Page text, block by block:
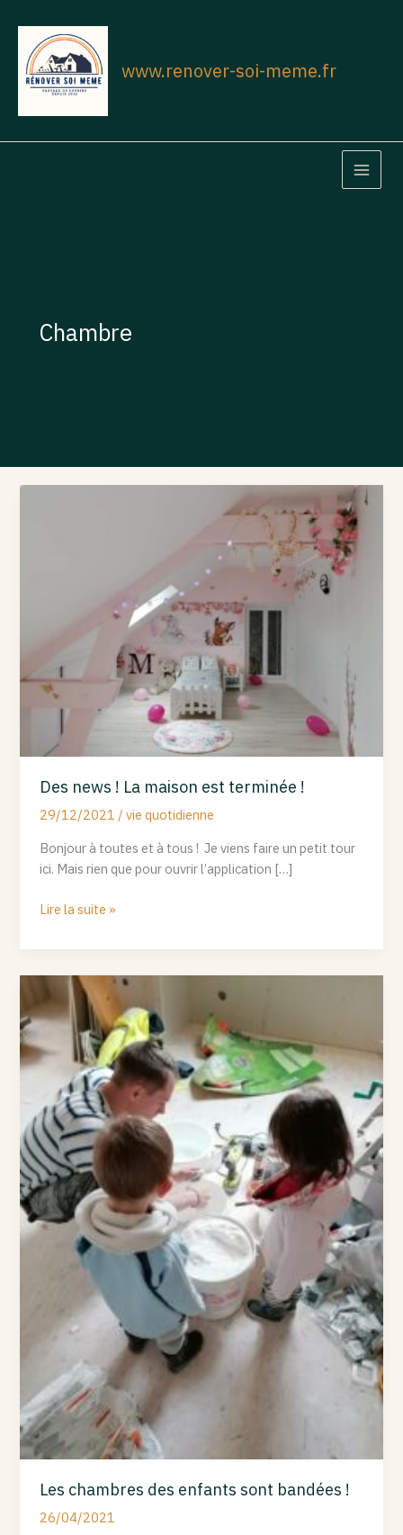
contenu
www.renover-soi-meme.fr
MAIN
Chambre
Des news ! La maison est terminée !
29/12/2021 /vie quotidienne
Bonjour à toutes et à tous ! Je viens faire un petit tour
ici. Mais rien que pour ouvrir l’application […]
Lire la suite »
Les chambres des enfants sont bandées !
26/04/2021
chambres
des
enfants
sont
bandées
!